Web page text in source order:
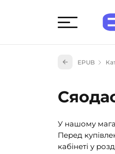
EPUB
У нашому
Перед
кабінеті у